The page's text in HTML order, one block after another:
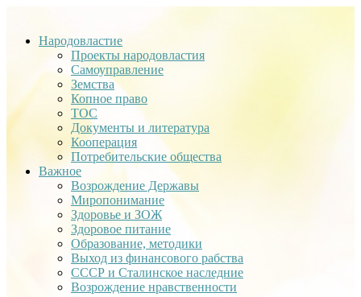
Народовластие
Проекты народовластия
Самоуправление
Земства
Копное право
ТОС
Документы и литература
Кооперация
Потребительские общества
Важное
Возрождение Державы
Миропонимание
Здоровье и ЗОЖ
Здоровое питание
Образование, методики
Выход из финансового рабства
СССР и Сталинское наследние
Возрождение нравственности